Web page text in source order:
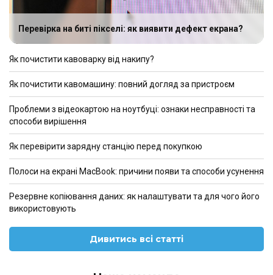
Перевірка на биті пікселі: як виявити дефект екрана?
Як почистити кавоварку від накипу?
Як почистити кавомашину: повний догляд за пристроєм
Проблеми з відеокартою на ноутбуці: ознаки несправності та
способи вирішення
Як перевірити зарядну станцію перед покупкою
Полоси на екрані MacBook: причини появи та способи усунення
Резервне копіювання даних: як налаштувати та для чого його
використовують
Дивитись всі статті